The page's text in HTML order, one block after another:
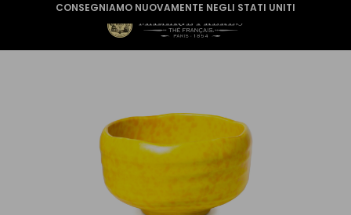
CONSEGNIAMO NUOVAMENTE NEGLI STATI UNITI